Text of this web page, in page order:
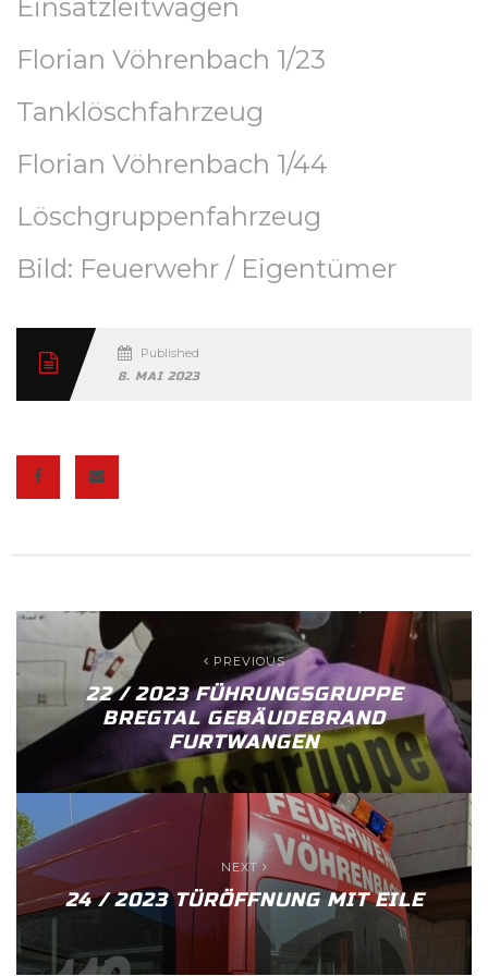
Einsatzleitwagen
Florian Vöhrenbach 1/23
Tanklöschfahrzeug
Florian Vöhrenbach 1/44
Löschgruppenfahrzeug
Bild: Feuerwehr / Eigentümer
Published
8. MAI 2023
PREVIOUS
22 / 2023 FÜHRUNGSGRUPPE
BREGTAL GEBÄUDEBRAND
FURTWANGEN
NEXT
24 / 2023 TÜRÖFFNUNG MIT EILE